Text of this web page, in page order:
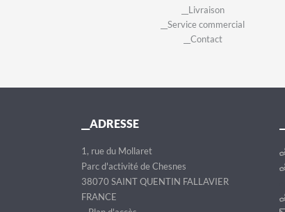
__Livraison
__Service commercial
__Contact
__ADRESSE
1, rue du Mollaret
Parc d'activité de Chesnes
38070 SAINT QUENTIN FALLAVIER
FRANCE